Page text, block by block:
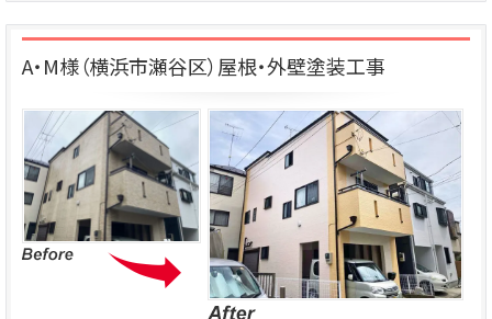
A・M様（横浜市瀬谷区）屋根・外壁塗装工事